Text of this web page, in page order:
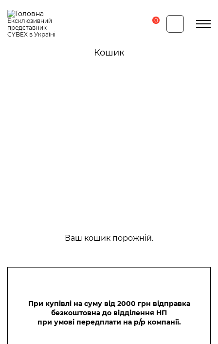
до
основного
вмісту
Ексклюзивний
представник
CYBEX в Україні
0
Кошик
Ваш кошик порожній.
При купівлі на суму від 2000 грн відправка
безкоштовна до відділення НП
при умові передплати на р/р компанії.